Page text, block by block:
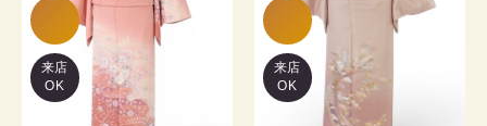
来店
OK
来店
OK